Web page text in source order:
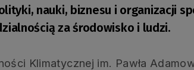
nauki, biznesu i organizacji
za środowisko i ludzi.
Klimatycznej im. Pawła